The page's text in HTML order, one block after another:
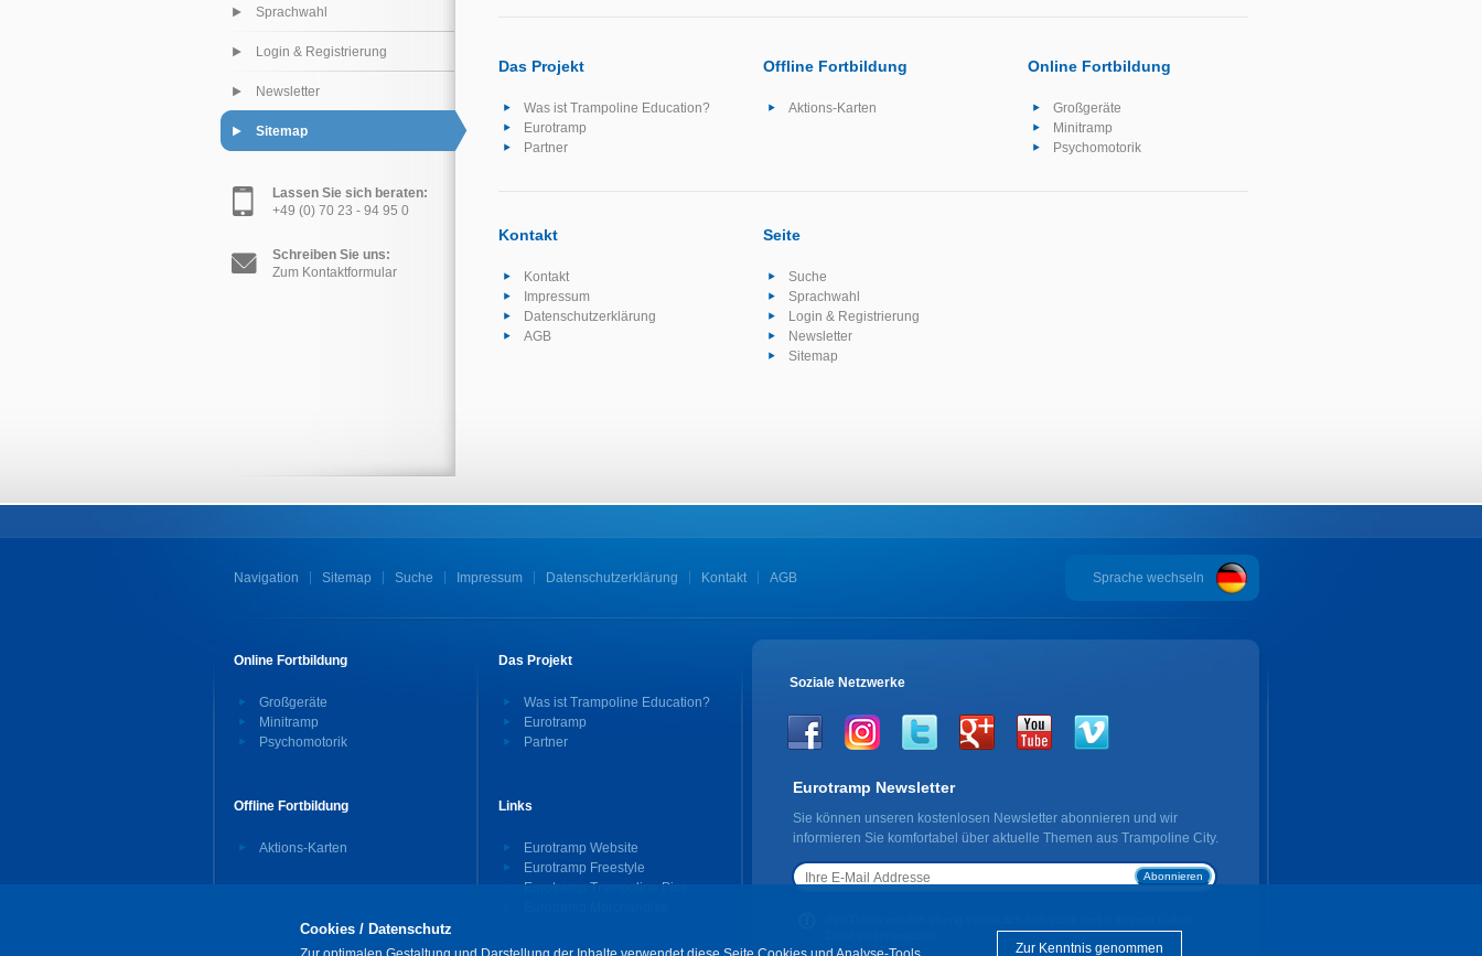
Sprachwahl
Login & Registrierung
Newsletter
Sitemap
Lassen Sie sich beraten:
+49 (0) 70 23 - 94 95 0
Schreiben Sie uns:
Zum Kontaktformular
Das Projekt
Was ist Trampoline Education?
Eurotramp
Partner
Offline Fortbildung
Aktions-Karten
Online Fortbildung
Großgeräte
Minitramp
Psychomotorik
Kontakt
Kontakt
Impressum
Datenschutzerklärung
AGB
Seite
Suche
Sprachwahl
Login & Registrierung
Newsletter
Sitemap
Navigation Sitemap Suche Impressum Datenschutzerklärung Kontakt AGB Sprache wechseln
Online Fortbildung
Großgeräte
Minitramp
Psychomotorik
Offline Fortbildung
Aktions-Karten
Das Projekt
Was ist Trampoline Education?
Eurotramp
Partner
Links
Eurotramp Website
Eurotramp Freestyle
Eurotramp Trampoline Pics
Soziale Netzwerke
Eurotramp Newsletter
Sie können unseren kostenlosen Newsletter abonnieren und wir
informieren Sie komfortabel über aktuelle Themen aus Trampoline City.
Abonnieren
Cookies / Datenschutz
Zur Kenntnis genommen